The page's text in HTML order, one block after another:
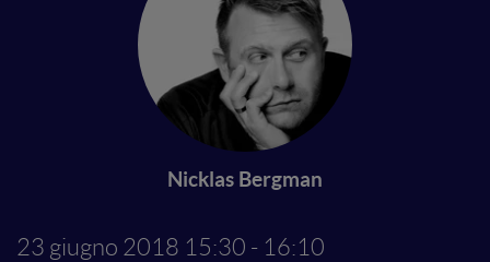
Nicklas Bergman
23 giugno 2018 15:30 - 16:10